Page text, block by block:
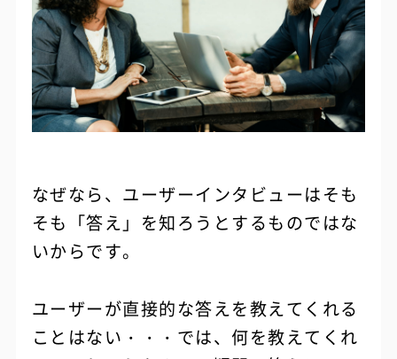
なぜなら、ユーザーインタビューはそも
そも「答え」を知ろうとするものではな
いからです。
ユーザーが直接的な答えを教えてくれる
ことはない・・・では、何を教えてくれ